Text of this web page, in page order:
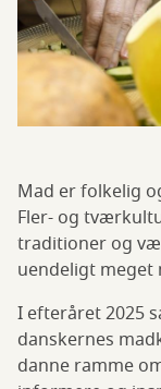
Mad er folkelig
Fler- og
traditioner og
uendeligt meget
I efteråret 2025
danskernes
danne ramme